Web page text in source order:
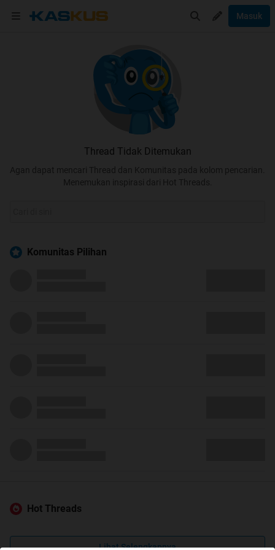
Masuk
Thread Tidak Ditemukan
Agan dapat mencari Thread dan Komunitas pada kolom pencarian.
Menemukan inspirasi dari Hot Threads.
Komunitas Pilihan
Hot Threads
Lihat Selengkapnya